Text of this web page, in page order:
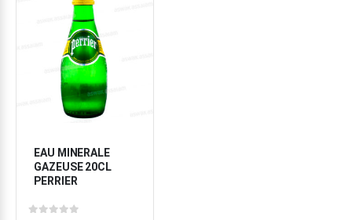
EAU MINERALE
GAZEUSE 20CL
PERRIER